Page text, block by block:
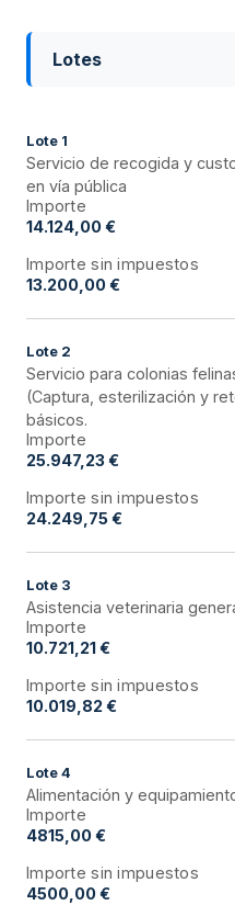
Lotes
Lote 1
Servicio de recogida y
en vía pública
Importe
14.124,00 €
Importe sin impuestos
13.200,00 €
Lote 2
Servicio para colonias
(Captura, esterilización y
básicos.
Importe
25.947,23 €
Importe sin impuestos
24.249,75 €
Lote 3
Asistencia veterinaria
Importe
10.721,21 €
Importe sin impuestos
10.019,82 €
Lote 4
Alimentación y
Importe
4815,00 €
Importe sin impuestos
4500,00 €